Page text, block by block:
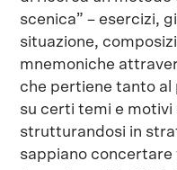
scenica” – esercizi,
situazione,
mnemoniche
che pertiene tanto al
su certi temi e
strutturandosi in
sappiano concertare